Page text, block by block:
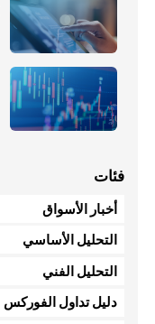
فئات
أخبار الأسواق
التحليل الأساسي
التحليل الفني
دليل تداول الفوركس